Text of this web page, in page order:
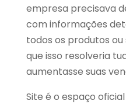
empresa precisava
com informações
todos os produtos
que isso resolveria
aumentasse suas
Site é o espaço